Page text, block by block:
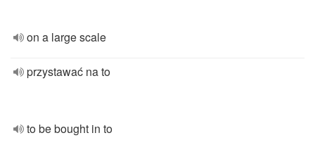
on a large scale
przystawać na to
to be bought in to